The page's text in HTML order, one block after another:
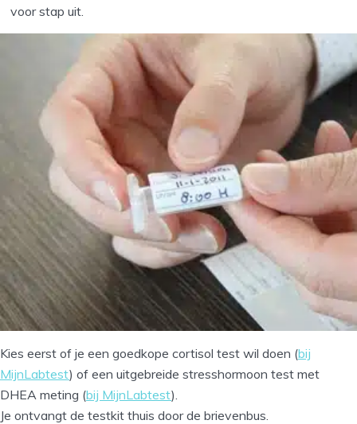
voor stap uit.
Kies eerst of je een goedkope cortisol test wil doen (bij
MijnLabtest) of een uitgebreide stresshormoon test met
DHEA meting (bij MijnLabtest).
Je ontvangt de testkit thuis door de brievenbus.